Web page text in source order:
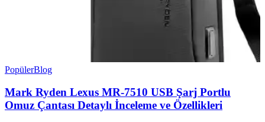
PopülerBlog
Mark Ryden Lexus MR-7510 USB Şarj Portlu
Omuz Çantası Detaylı İnceleme ve Özellikleri